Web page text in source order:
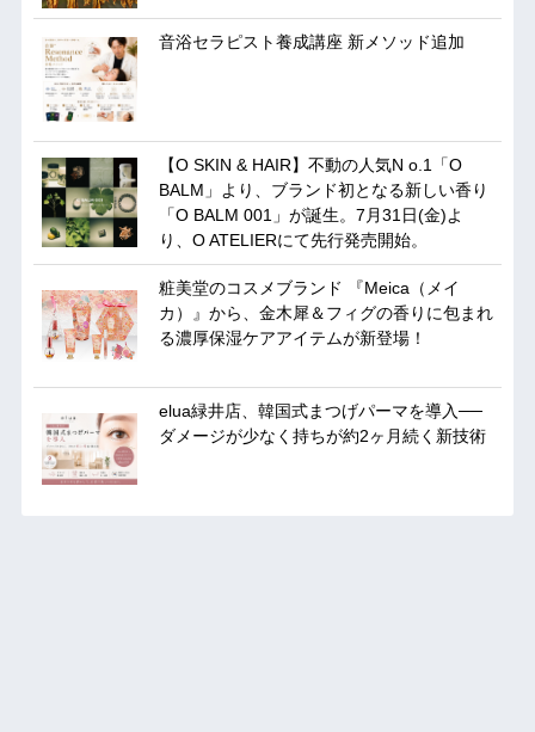
音浴セラピスト養成講座 新メソッド追加
【O SKIN & HAIR】不動の人気N o.1「O
BALM」より、ブランド初となる新しい香り
「O BALM 001」が誕生。7月31日(金)よ
り、O ATELIERにて先行発売開始。
粧美堂のコスメブランド 『Meica（メイ
カ）』から、金木犀＆フィグの香りに包まれ
る濃厚保湿ケアアイテムが新登場！
elua緑井店、韓国式まつげパーマを導入──
ダメージが少なく持ちが約2ヶ月続く新技術